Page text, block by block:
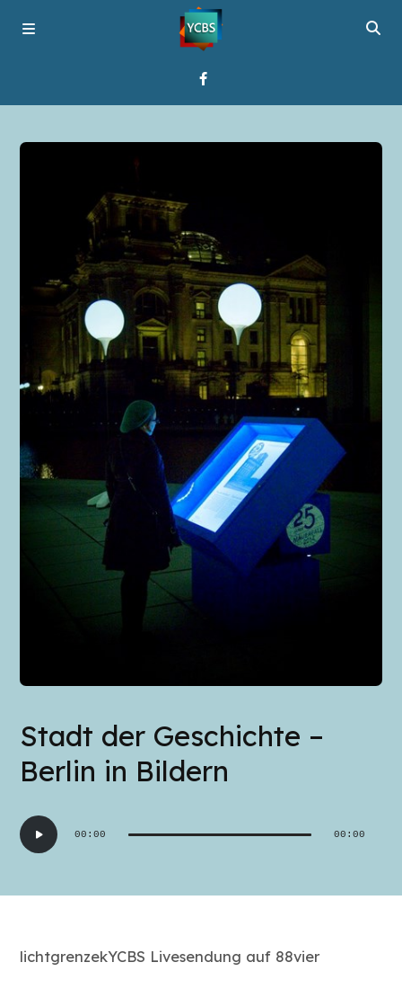
Über YCBS
Media Bridges
Stadt der Geschichte –
Berlin in Bildern
Audio-
Player
00:00 00:00
lichtgrenzekYCBS Livesendung auf 88vier